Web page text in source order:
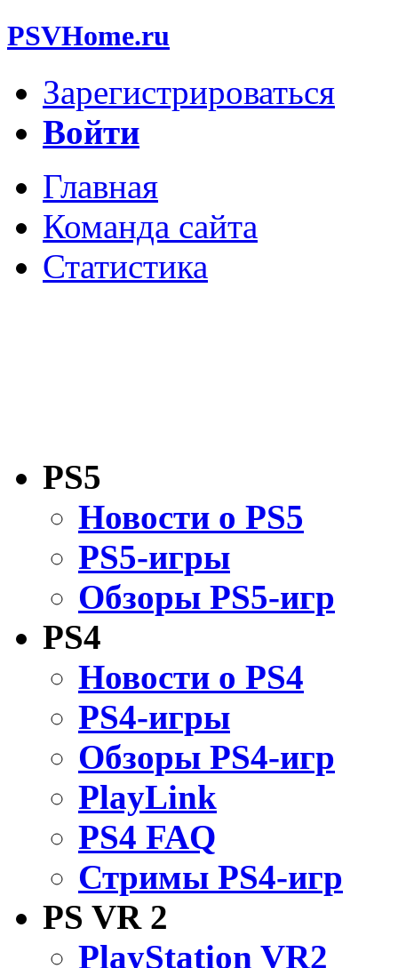
PSVHome.ru
Зарегистрироваться
Войти
Главная
Команда сайта
Статистика
PS5
Новости о PS5
PS5-игры
Обзоры PS5-игр
PS4
Новости о PS4
PS4-игры
Обзоры PS4-игр
PlayLink
PS4 FAQ
Стримы PS4-игр
PS VR 2
PlayStation VR2